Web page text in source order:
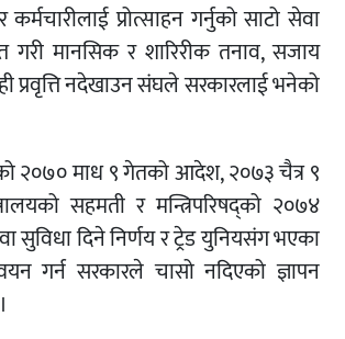
कर्मचारीलाई प्रोत्साहन गर्नुको साटो सेवा
गरी मानसिक र शारिरीक तनाव, सजाय
प्रवृत्ति नदेखाउन संघले सरकारलाई भनेको
२०७० माध ९ गेतको आदेश, २०७३ चैत्र ९
सहमती र मन्त्रिपरिषद्को २०७४
सुविधा दिने निर्णय र ट्रेड युनियसंग भएका
गर्न सरकारले चासो नदिएको ज्ञापन